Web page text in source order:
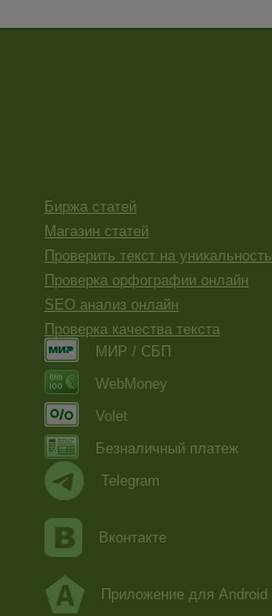
Биржа статей
Магазин статей
Проверить текст на уникальность
Проверка орфографии онлайн
SEO анализ онлайн
Проверка качества текста
МИР / СБП
WebMoney
Volet
Безналичный платеж
Telegram
Вконтакте
Приложение для Android